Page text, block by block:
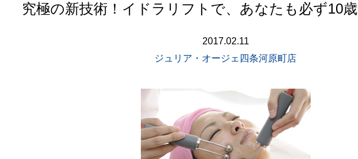
究極の新技術！イドラリフトで、あなたも必ず10
2017.02.11
ジュリア・オージェ四条河原町店